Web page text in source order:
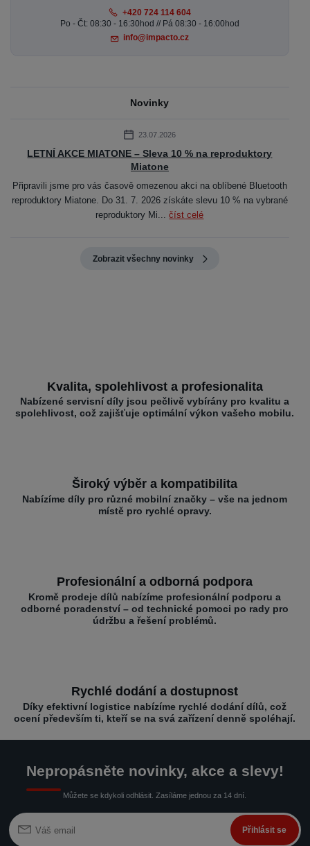
+420 724 114 604
Po - Čt: 08:30 - 16:30hod // Pá 08:30 - 16:00hod
info@impacto.cz
Novinky
23.07.2026
LETNÍ AKCE MIATONE – Sleva 10 % na reproduktory
Miatone
Připravili jsme pro vás časově omezenou akci na oblíbené Bluetooth
reproduktory Miatone. Do 31. 7. 2026 získáte slevu 10 % na vybrané
reproduktory Mi...číst celé
Zobrazit všechny novinky
Kvalita, spolehlivost a profesionalita
Nabízené servisní díly jsou pečlivě vybírány pro kvalitu a
spolehlivost, což zajišťuje optimální výkon vašeho mobilu.
Široký výběr a kompatibilita
Nabízíme díly pro různé mobilní značky – vše na jednom
místě pro rychlé opravy.
Profesionální a odborná podpora
Kromě prodeje dílů nabízíme profesionální podporu a
odborné poradenství – od technické pomoci po rady pro
údržbu a řešení problémů.
Rychlé dodání a dostupnost
Díky efektivní logistice nabízíme rychlé dodání dílů, což
ocení především ti, kteří se na svá zařízení denně spoléhají.
Nepropásněte novinky, akce a slevy!
Můžete se kdykoli odhlásit. Zasíláme jednou za 14 dní.
Přihlásit se